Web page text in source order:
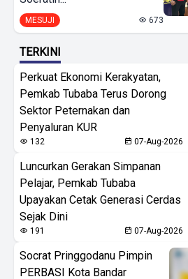
MESUJI 673
TERKINI
Perkuat Ekonomi Kerakyatan,
Pemkab Tubaba Terus Dorong
Sektor Peternakan dan
Penyaluran KUR
132 07-Aug-2026
Luncurkan Gerakan Simpanan
Pelajar, Pemkab Tubaba
Upayakan Cetak Generasi Cerdas
Sejak Dini
191 07-Aug-2026
Socrat Pringgodanu Pimpin
PERBASI Kota Bandar